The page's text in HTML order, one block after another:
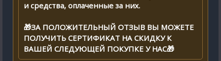
и средства, оплаченные за них.
🎁ЗА ПОЛОЖИТЕЛЬНЫЙ ОТЗЫВ ВЫ МОЖЕТЕ
ПОЛУЧИТЬ СЕРТИФИКАТ НА СКИДКУ К
ВАШЕЙ СЛЕДУЮЩЕЙ ПОКУПКЕ У НАС🎁